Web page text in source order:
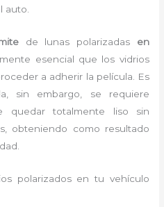
auto.
de lunas polarizadas
en
esencial que los vidrios
a adherir la película. Es
sin embargo, se requiere
quedar totalmente liso sin
obteniendo como resultado
polarizados en tu vehículo